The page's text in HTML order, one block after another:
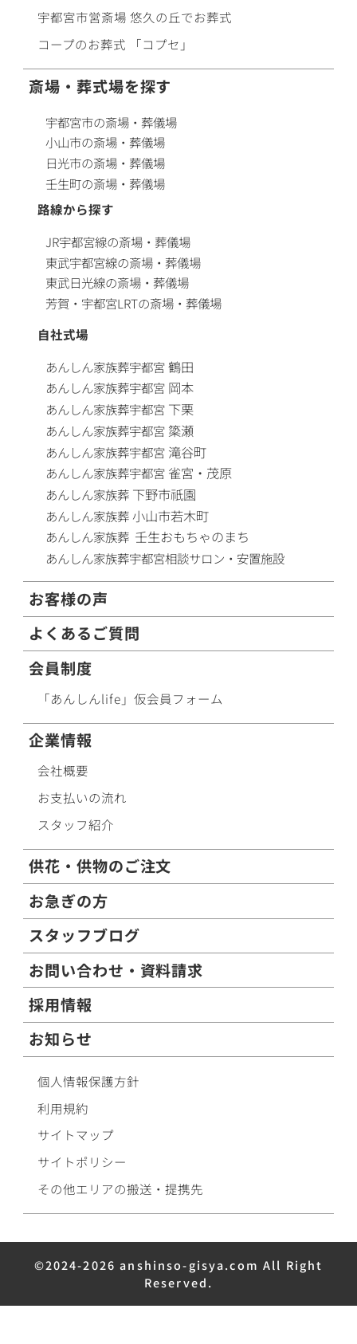
宇都宮市営斎場悠久の丘でお葬式
コープのお葬式 「コプセ」
斎場・葬式場を探す
宇都宮市の斎場・葬儀場
小山市の斎場・葬儀場
日光市の斎場・葬儀場
壬生町の斎場・葬儀場
路線から探す
JR宇都宮線の斎場・葬儀場
東武宇都宮線の斎場・葬儀場
東武日光線の斎場・葬儀場
芳賀・宇都宮LRTの斎場・葬儀場
自社式場
あんしん家族葬宇都宮鶴田
あんしん家族葬宇都宮 岡本
あんしん家族葬宇都宮 下栗
あんしん家族葬宇都宮 簗瀬
あんしん家族葬宇都宮 滝谷町
あんしん家族葬宇都宮 雀宮・茂原
あんしん家族葬 下野市祇園
あんしん家族葬小山市若木町
あんしん家族葬 壬生おもちゃのまち
あんしん家族葬宇都宮相談サロン・安置施設
お客様の声
よくあるご質問
会員制度
「あんしんlife」仮会員フォーム
企業情報
会社概要
お支払いの流れ
スタッフ紹介
供花・供物のご注文
お急ぎの方
スタッフブログ
お問い合わせ・資料請求
採用情報
お知らせ
個人情報保護方針
利用規約
サイトマップ
サイトポリシー
その他エリアの搬送・提携先
©2024-2026 anshinso-gisya.com All Right
Reserved.